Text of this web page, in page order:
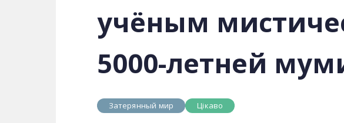
учёным
5000-летней
Затерянный мир Цікаво